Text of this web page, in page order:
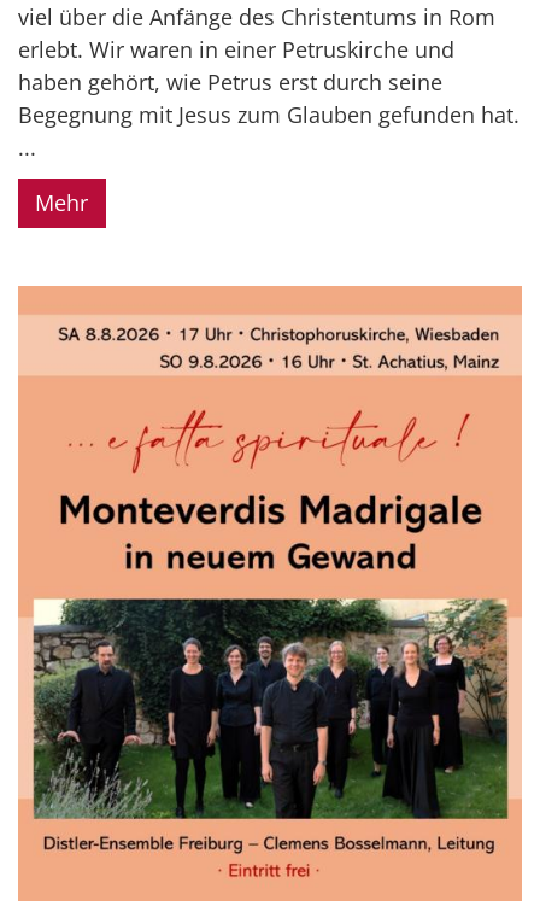
viel über die Anfänge des Christentums in Rom
erlebt. Wir waren in einer Petruskirche und
haben gehört, wie Petrus erst durch seine
Begegnung mit Jesus zum Glauben gefunden hat.
...
Mehr